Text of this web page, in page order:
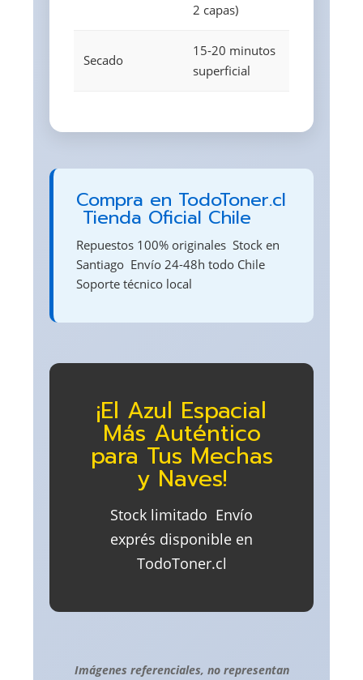
2 capas)
Secado
15-20 minutos
superficial
Compra en TodoToner.cl
 Tienda Oficial Chile
Repuestos 100% originales  Stock en
Santiago  Envío 24-48h todo Chile 
Soporte técnico local
¡El Azul Espacial
Más Auténtico
para Tus Mechas
y Naves!
Stock limitado  Envío
exprés disponible en
TodoToner.cl
Imágenes referenciales, no representan